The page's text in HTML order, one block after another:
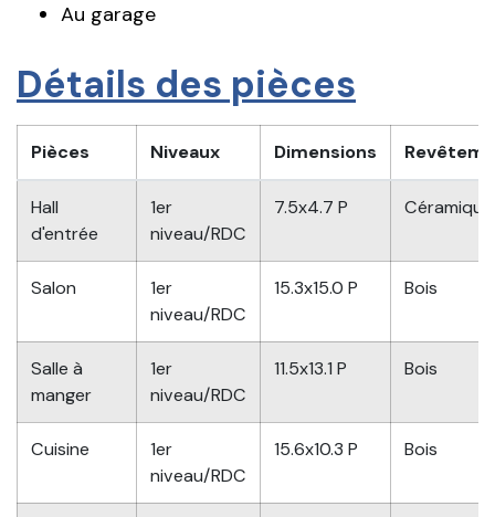
Au garage
Détails des pièces
Pièces Niveaux Dimensions
Hall
d'entrée
1er
niveau/RDC
7.5x4.7 P Céramique
Salon
1er
niveau/RDC
15.3x15.0 P Bois
Salle à
manger
1er
niveau/RDC
11.5x13.1 P Bois
Cuisine
1er
niveau/RDC
15.6x10.3 P Bois